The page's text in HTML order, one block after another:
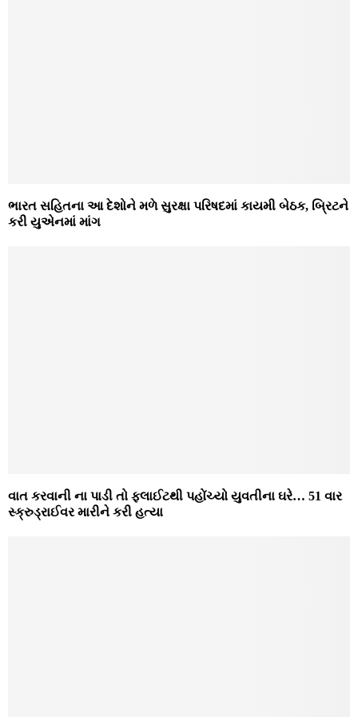
ભારત સહિતના આ દેશોને મળે સુરક્ષા પરિષદમાં કાયમી બેઠક, બ્રિટને
કરી યુએનમાં માંગ
વાત કરવાની ના પાડી તો ફ્લાઈટથી પહોંચ્યો યુવતીના ઘરે… 51 વાર
સ્ક્રુડ્રાઈવર મારીને કરી હત્યા